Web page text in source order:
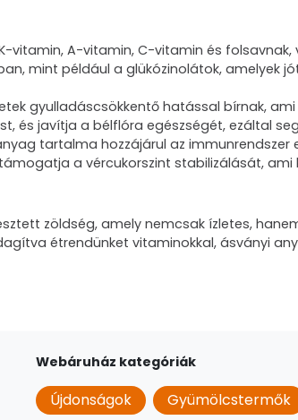
vitamin, A-vitamin, C-vitamin és
mint például a glükózinolátok, amelyek
gyulladáscsökkentő hatással bírnak,
és javítja a bélflóra egészségét, ezáltal
tartalma hozzájárul az immunrendszer
a vércukorszint stabilizálását,
zöldség, amely nemcsak ízletes,
étrendünket vitaminokkal, ásványi
Webáruház kategóriák
Újdonságok Gyümölcstermők